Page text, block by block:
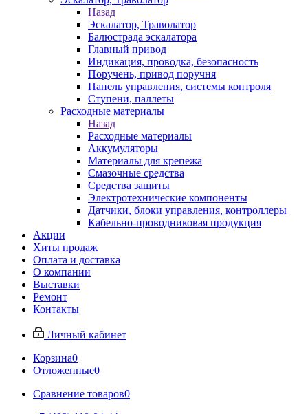
Назад
Эскалатор, Траволатор
Балюстрада эскалатора
Главный привод
Индикация, проводка, безопасность
Поручень, привод поручня
Панель управления, системы контроля
Ступени, паллеты
Расходные материалы
Назад
Расходные материалы
Аккумуляторы
Материалы для крепежа
Смазочные средства
Средства защиты
Электротехнические компоненты
Датчики, блоки управления, контроллеры
Кабельно-проводниковая продукция
Акции
Хиты продаж
Оплата и доставка
О компании
Выставки
Ремонт
Контакты
Личный кабинет
Корзина0
Отложенные0
Сравнение товаров0